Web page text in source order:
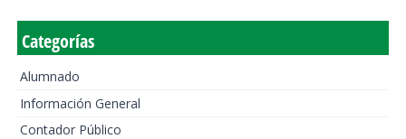
Categorías
Alumnado
Información General
Contador Público